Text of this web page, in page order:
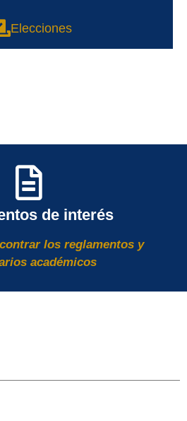
Elecciones
de interés
los reglamentos y
académicos